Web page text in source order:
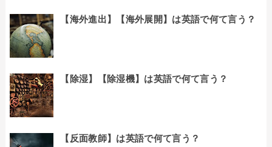
【海外進出】【海外展開】は英語で何て言う？
【除湿】【除湿機】は英語で何て言う？
【反面教師】は英語で何て言う？